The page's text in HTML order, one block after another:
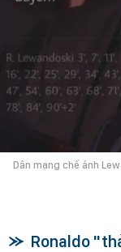
Dân mạng chế ảnh
Ronaldo